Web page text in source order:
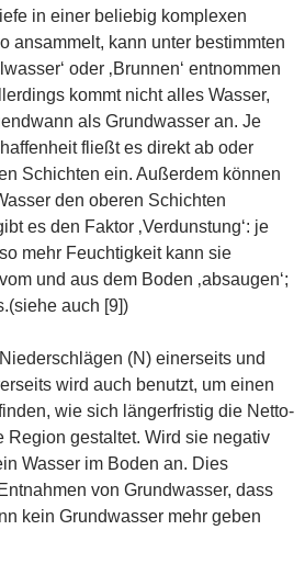
in einer beliebig komplexen
ansammelt, kann unter bestimmten
oder ‚Brunnen‘ entnommen
kommt nicht alles Wasser,
als Grundwasser an. Je
fließt es direkt ab oder
Schichten ein. Außerdem können
den oberen Schichten
es den Faktor ‚Verdunstung‘: je
mehr Feuchtigkeit kann sie
und aus dem Boden ‚absaugen‘;
auch [9])
(N) einerseits und
wird auch benutzt, um einen
wie sich längerfristig die Netto-
Region gestaltet. Wird sie negativ
Wasser im Boden an. Dies
von Grundwasser, dass
kein Grundwasser mehr geben